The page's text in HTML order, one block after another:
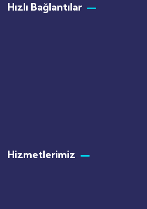
Hızlı Bağlantılar
Hizmetlerimiz